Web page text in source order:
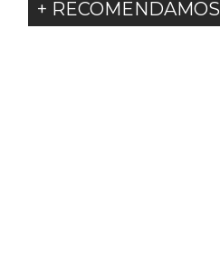
+ RECOMENDAMOS